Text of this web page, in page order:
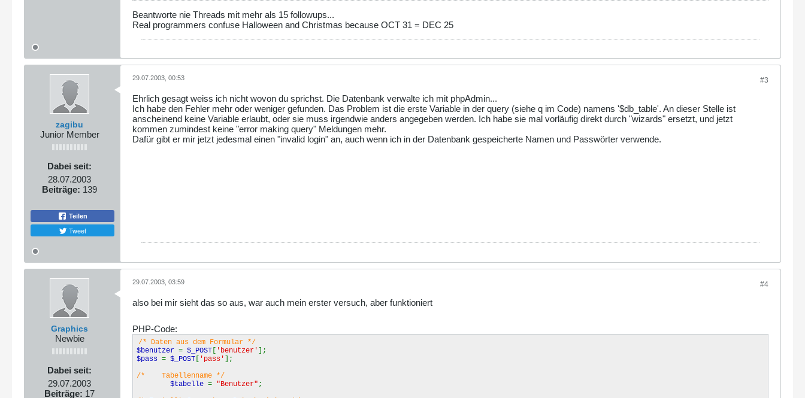
Beantworte nie Threads mit mehr als 15 followups...
Real programmers confuse Halloween and Christmas because OCT 31 = DEC 25
zagibu
Junior Member
Dabei seit:
28.07.2003
Beiträge: 139
Teilen
Tweet
#3
29.07.2003, 00:53
Ehrlich gesagt weiss ich nicht wovon du sprichst. Die Datenbank verwalte ich mit phpAdmin...
Ich habe den Fehler mehr oder weniger gefunden. Das Problem ist die erste Variable in der query (siehe q im Code) namens '$db_table'. An dieser Stelle ist
anscheinend keine Variable erlaubt, oder sie muss irgendwie anders angegeben werden. Ich habe sie mal vorläufig direkt durch "wizards" ersetzt, und jetzt
kommen zumindest keine "error making query" Meldungen mehr.
Dafür gibt er mir jetzt jedesmal einen "invalid login" an, auch wenn ich in der Datenbank gespeicherte Namen und Passwörter verwende.
Graphics
Newbie
Dabei seit:
29.07.2003
Beiträge: 17
#4
29.07.2003, 03:59
also bei mir sieht das so aus, war auch mein erster versuch, aber funktioniert
PHP-Code:
/* Daten aus dem Formular */
$benutzer = $_POST [ 'benutzer' ];
$pass = $_POST [ 'pass' ];
/* Tabellenname */
$tabelle = "Benutzer" ;